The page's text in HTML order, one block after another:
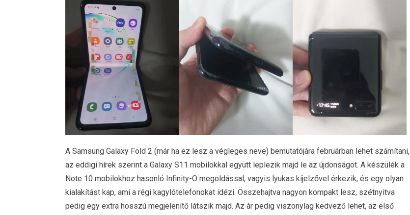
A Samsung Galaxy Fold 2 (már ha ez lesz a végleges neve) bemutatójára februárban lehet számítani,
az eddigi hírek szerint a Galaxy S11 mobilokkal együtt leplezik majd le az újdonságot. A készülék a
Note 10 mobilokhoz hasonló Infinity-O megoldással, vagyis lyukas kijelzővel érkezik, és egy olyan
kialakítást kap, ami a régi kagylótelefonokat idézi. Összehajtva nagyon kompakt lesz, szétnyitva
pedig egy extra hosszú megjelenítő látszik majd. Az ár pedig viszonylag kedvező lehet, az első